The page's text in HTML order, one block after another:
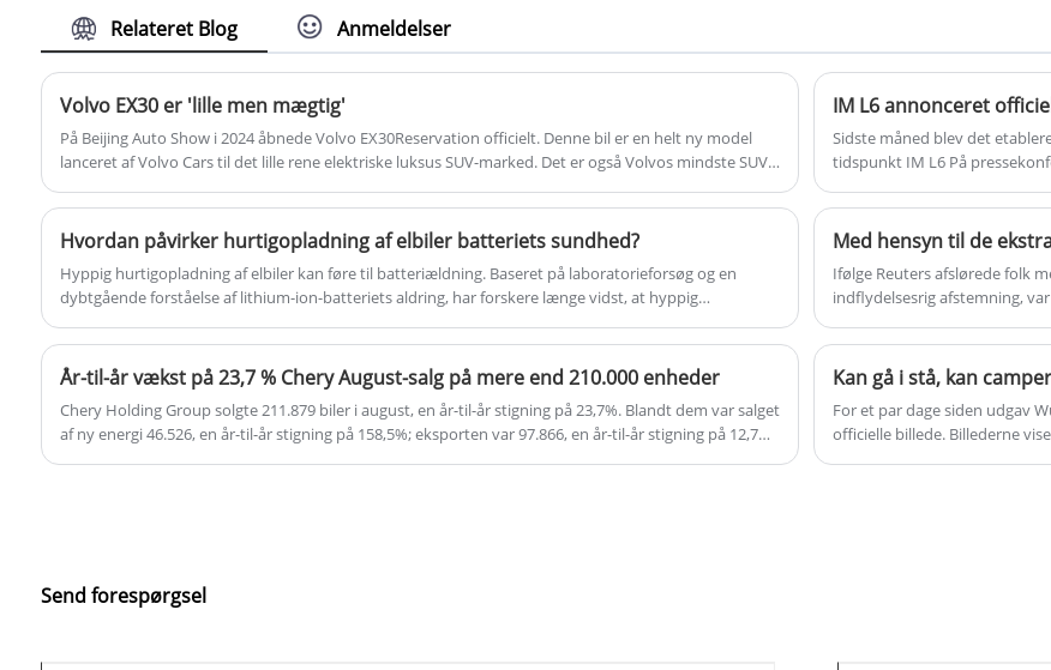
Mini Smart EV Charger. 7k-11KW OCPP Mini
Smart EV-oplader er ideel til privat og
kommerciel brug på grund af dens
intelligens, sikkerhed, holdbarhed og
bekvemmelighed.
Med praktisk plug-and-charge-funktion,
åbne kommunikationsprotokoller, hurtig
opladningseffekt og et design, der er egnet
til vægmontering, kan Plug and Charge
OCPP 30-60KW DC Wallbox give en effektiv
og bekvem opladningsoplevelse til
elektriske køretøjer.
Relateret Blog Anmeldelser
Volvo EX30 er 'lille men mægtig'
På Beijing Auto Show i 2024 åbnede Volvo EX30Reservation officielt. Denne bil er en helt ny model
lanceret af Volvo Cars til det lille rene elektriske luksus SUV-marked. Det er også Volvos mindste SUV-
IM L6 annonceret
Sidste måned blev det
tidspunkt IM L6 På
af rivaliserende virksomheder
intelligens", "Design er
Hvordan påvirker hurtigopladning af elbiler batteriets sundhed?
Hyppig hurtigopladning af elbiler kan føre til batteriældning. Baseret på laboratorieforsøg og en
dybtgående forståelse af lithium-ion-batteriets aldring, har forskere længe vidst, at hyppig
man laboratorievidenskab til lithium-ion-batteripakker til elektriske køretøjer?
Ifølge Reuters afslørede folk
indflydelsesrig afstemning,
afspejlede den vaklende
År-til-år vækst på 23,7 % Chery August-salg på mere end 210.000 enheder
Chery Holding Group solgte 211.879 biler i august, en år-til-år stigning på 23,7%. Blandt dem var salget
af ny energi 46.526, en år-til-år stigning på 158,5%; eksporten var 97.866, en år-til-år stigning på 12,7%.
For et par dage siden udgav
officielle billede. Billederne
Send forespørgsel